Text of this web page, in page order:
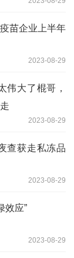
苗企业上半年
2023-08-29
伟大了棍哥，
2023-08-29
查获走私冻品
2023-08-29
效应”
2023-08-29